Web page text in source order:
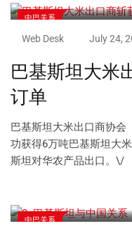
中巴关系
Web Desk July 24,
巴基斯坦大米
订单
巴基斯坦大米出口商协会
功获得6万吨巴基斯坦大
斯坦对华农产品出口。\/
中巴关系